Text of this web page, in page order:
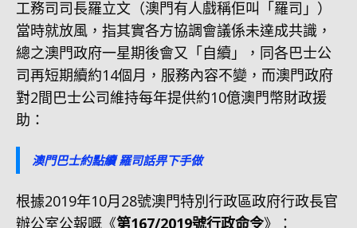
工務司司長羅立文（澳門有人戲稱佢叫「羅司」）
當時就放風，指其實各方協調會議係未達成共識，
總之澳門政府一星期後會又「自續」，同各巴士公
司再短期續約14個月，服務內容不變，而澳門政府
對2間巴士公司維持每年提供約10億澳門幣財政援
助：
澳門巴士約點續 羅司話畀下手做
根據2019年10月28號澳門特別行政區政府行政長官
辦公室公報嘅《第167/2019號行政命令》：